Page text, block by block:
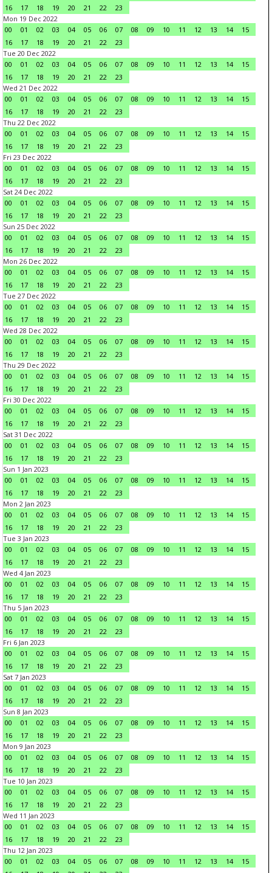
16
17 18 19 20 21 22
23
Mon 19 Dec 2022
00
01 02 03 04 05 06 07 08 09 10 11 12 13 14
15
16
17 18 19 20 21 22
23
Tue 20 Dec 2022
00
01 02 03 04 05 06 07 08 09 10 11 12 13 14
15
16
17 18 19 20 21 22
23
Wed 21 Dec 2022
00
01 02 03 04 05 06 07 08 09 10 11 12 13 14
15
16
17 18 19 20 21 22
23
Thu 22 Dec 2022
00
01 02 03 04 05 06 07 08 09 10 11 12 13 14
15
16
17 18 19 20 21 22
23
Fri 23 Dec 2022
00
01 02 03 04 05 06 07 08 09 10 11 12 13 14
15
16
17 18 19 20 21 22
23
Sat 24 Dec 2022
00
01 02 03 04 05 06 07 08 09 10 11 12 13 14
15
16
17 18 19 20 21 22
23
Sun 25 Dec 2022
00
01 02 03 04 05 06 07 08 09 10 11 12 13 14
15
16
17 18 19 20 21 22
23
Mon 26 Dec 2022
00
01 02 03 04 05 06 07 08 09 10 11 12 13 14
15
16
17 18 19 20 21 22
23
Tue 27 Dec 2022
00
01 02 03 04 05 06 07 08 09 10 11 12 13 14
15
16
17 18 19 20 21 22
23
Wed 28 Dec 2022
00
01 02 03 04 05 06 07 08 09 10 11 12 13 14
15
16
17 18 19 20 21 22
23
Thu 29 Dec 2022
00
01 02 03 04 05 06 07 08 09 10 11 12 13 14
15
16
17 18 19 20 21 22
23
Fri 30 Dec 2022
00
01 02 03 04 05 06 07 08 09 10 11 12 13 14
15
16
17 18 19 20 21 22
23
Sat 31 Dec 2022
00
01 02 03 04 05 06 07 08 09 10 11 12 13 14
15
16
17 18 19 20 21 22
23
Sun 1 Jan 2023
00
01 02 03 04 05 06 07 08 09 10 11 12 13 14
15
16
17 18 19 20 21 22
23
Mon 2 Jan 2023
00
01 02 03 04 05 06 07 08 09 10 11 12 13 14
15
16
17 18 19 20 21 22
23
Tue 3 Jan 2023
00
01 02 03 04 05 06 07 08 09 10 11 12 13 14
15
16
17 18 19 20 21 22
23
Wed 4 Jan 2023
00
01 02 03 04 05 06 07 08 09 10 11 12 13 14
15
16
17 18 19 20 21 22
23
Thu 5 Jan 2023
00
01 02 03 04 05 06 07 08 09 10 11 12 13 14
15
16
17 18 19 20 21 22
23
Fri 6 Jan 2023
00
01 02 03 04 05 06 07 08 09 10 11 12 13 14
15
16
17 18 19 20 21 22
23
Sat 7 Jan 2023
00
01 02 03 04 05 06 07 08 09 10 11 12 13 14
15
16
17 18 19 20 21 22
23
Sun 8 Jan 2023
00
01 02 03 04 05 06 07 08 09 10 11 12 13 14
15
16
17 18 19 20 21 22
23
Mon 9 Jan 2023
00
01 02 03 04 05 06 07 08 09 10 11 12 13 14
15
16
17 18 19 20 21 22
23
Tue 10 Jan 2023
00
01 02 03 04 05 06 07 08 09 10 11 12 13 14
15
16
17 18 19 20 21 22
23
Wed 11 Jan 2023
00
01 02 03 04 05 06 07 08 09 10 11 12 13 14
15
16
17 18 19 20 21 22
23
Thu 12 Jan 2023
00
01 02 03 04 05 06 07 08 09 10 11 12 13 14
15